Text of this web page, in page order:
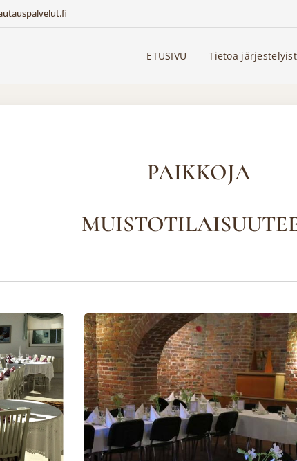
ETUSIVU Tietoa
PAIKKOJA